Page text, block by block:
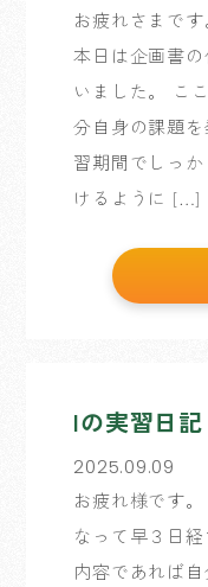
お疲れさまです
本日は企画書
いました。 こ
分自身の課題
習期間でしっ
けるように […]
Iの実習日
2025.09.09
お疲れ様です
なって早３日
内容であれば